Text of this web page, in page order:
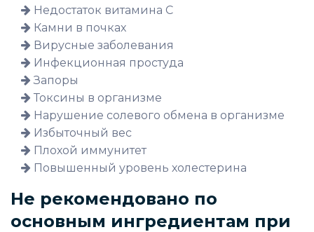
Недостаток витамина С
Камни в почках
Вирусные заболевания
Инфекционная простуда
Запоры
Токсины в организме
Нарушение солевого обмена в организме
Избыточный вес
Плохой иммунитет
Повышенный уровень холестерина
Не рекомендовано по
основным ингредиентам при